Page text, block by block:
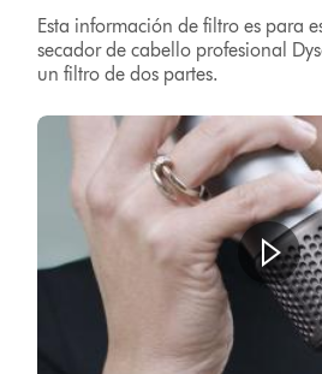
Esta información de filtro es para
secador de cabello profesional
un filtro de dos partes.